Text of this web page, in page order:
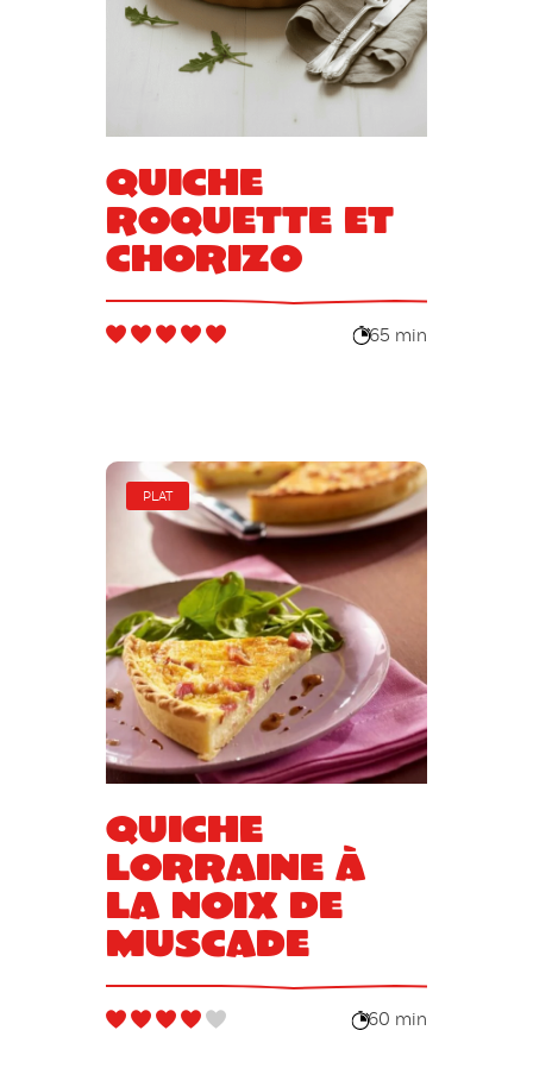
Quiche
roquette et
chorizo
65 min
PLAT
Quiche
lorraine à
la noix de
muscade
60 min